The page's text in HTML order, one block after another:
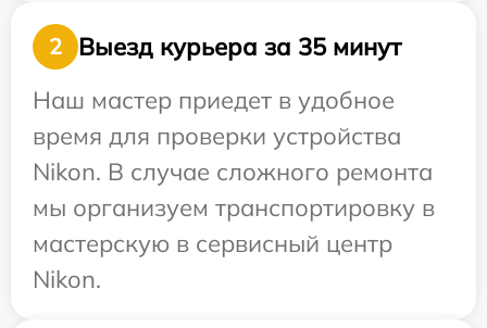
2
Выезд курьера за 35 минут
Наш мастер приедет в удобное
время для проверки устройства
Nikon. В случае сложного ремонта
мы организуем транспортировку в
мастерскую в сервисный центр
Nikon.